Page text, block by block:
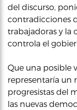
del discurso,
contradicciones
trabajadoras y la
controla el
Que una posible
representaría un
progresistas del
las nuevas